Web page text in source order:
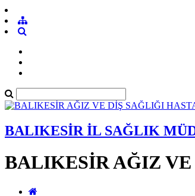
BALIKESİR İL SAĞLIK
BALIKESİR AĞIZ